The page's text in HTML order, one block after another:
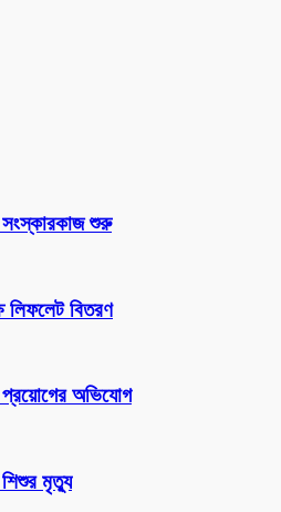
সংস্কারকাজ শুরু
লিফলেট বিতরণ
প্রয়োগের অভিযোগ
শিশুর মৃত্যু